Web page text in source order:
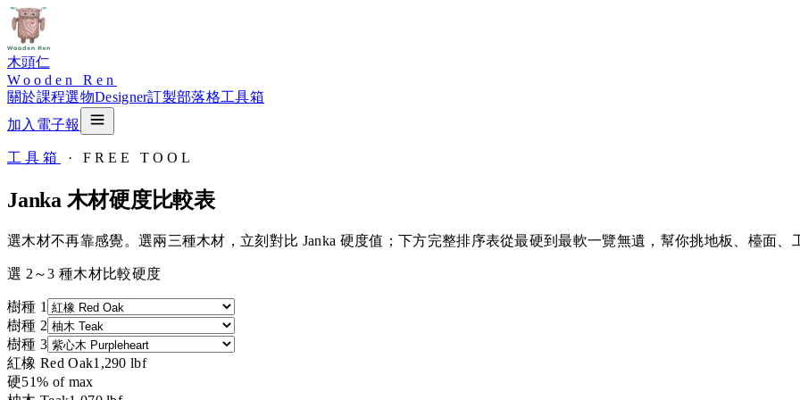
木頭仁
Wooden Ren
關於課程選物Designer訂製部落格工具箱
加入電子報
工具箱 · FREE TOOL
Janka 木材硬度比較表
選木材不再靠感覺。選兩三種木材，立刻對比 Janka 硬度值；下方完整排序表從最硬到最軟一覽無遺，幫你挑地板、檯面、
選 2～3 種木材比較硬度
樹種 1
樹種 2
樹種 3
紅橡 Red Oak1,290 lbf
硬51% of max